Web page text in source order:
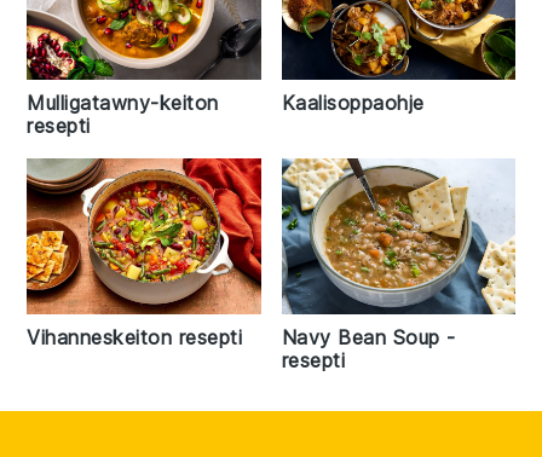
Mulligatawny-keiton
resepti
Kaalisoppaohje
Vihanneskeiton resepti
Navy Bean Soup -
resepti